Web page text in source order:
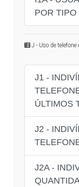
POR
J - Uso de telefone
J1 -
ÚLTIMOS
J2 -
J2A -